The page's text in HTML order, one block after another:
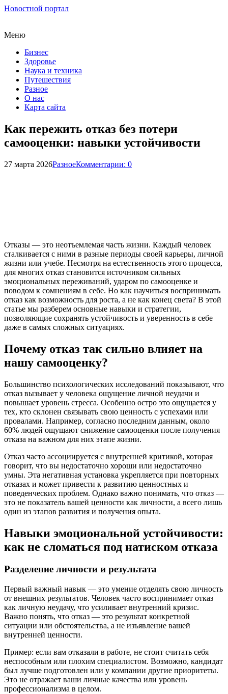
Новостной портал
Меню
Бизнес
Здоровье
Наука и техника
Путешествия
Разное
О нас
Карта сайта
Как пережить отказ без потери
самооценки: навыки устойчивости
27 марта 2026РазноеКомментарии: 0
Отказы — это неотъемлемая часть жизни. Каждый человек
сталкивается с ними в разные периоды своей карьеры, личной
жизни или учебе. Несмотря на естественность этого процесса,
для многих отказ становится источником сильных
эмоциональных переживаний, ударом по самооценке и
поводом к сомнениям в себе. Но как научиться воспринимать
отказ как возможность для роста, а не как конец света? В этой
статье мы разберем основные навыки и стратегии,
позволяющие сохранять устойчивость и уверенность в себе
даже в самых сложных ситуациях.
Почему отказ так сильно влияет на
нашу самооценку?
Большинство психологических исследований показывают, что
отказ вызывает у человека ощущение личной неудачи и
повышает уровень стресса. Особенно остро это ощущается у
тех, кто склонен связывать свою ценность с успехами или
провалами. Например, согласно последним данным, около
60% людей ощущают снижение самооценки после получения
отказа на важном для них этапе жизни.
Отказ часто ассоциируется с внутренней критикой, которая
говорит, что вы недостаточно хороши или недостаточно
умны. Эта негативная установка укрепляется при повторных
отказах и может привести к развитию ценностных и
поведенческих проблем. Однако важно понимать, что отказ —
это не показатель вашей ценности как личности, а всего лишь
один из этапов развития и получения опыта.
Навыки эмоциональной устойчивости:
как не сломаться под натиском отказа
Разделение личности и результата
Первый важный навык — это умение отделять свою личность
от внешних результатов. Человек часто воспринимает отказ
как личную неудачу, что усиливает внутренний кризис.
Важно понять, что отказ — это результат конкретной
ситуации или обстоятельства, а не изъявление вашей
внутренней ценности.
Пример: если вам отказали в работе, не стоит считать себя
неспособным или плохим специалистом. Возможно, кандидат
был лучше подготовлен или у компании другие приоритеты.
Это не отражает ваши личные качества или уровень
профессионализма в целом.